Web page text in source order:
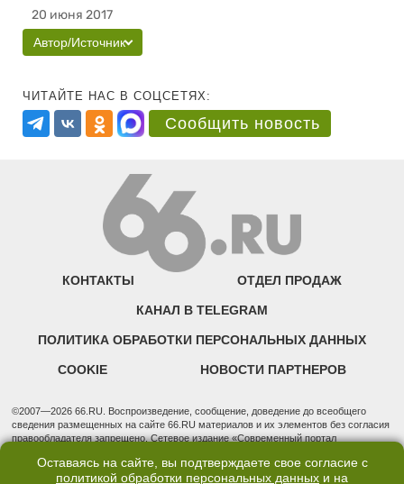
20 июня 2017
Автор/Источник
ЧИТАЙТЕ НАС В СОЦСЕТЯХ:
Сообщить новость
КОНТАКТЫ ОТДЕЛ ПРОДАЖ
КАНАЛ В TELEGRAM
ПОЛИТИКА ОБРАБОТКИ ПЕРСОНАЛЬНЫХ ДАННЫХ
COOKIE НОВОСТИ ПАРТНЕРОВ
©2007—2026 66.RU. Воспроизведение, сообщение, доведение до всеобщего
сведения размещенных на сайте 66.RU материалов и их элементов без согласия
правообладателя запрещено. Сетевое издание «Современный портал
надзору в сфере связи, информационных технологий и массовых коммуникаций
(Роскомнадзор). Регистрационный номер ЭЛ № ФС 77 - 76634 от 02.09.2019
Оставаясь на сайте, вы подтверждаете свое согласие с
политикой обработки персональных данных и на